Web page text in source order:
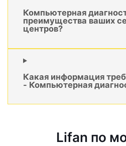
Компьютерная
преимущества ваших
центров?
Какая информация
- Компьютерная
Lifan по